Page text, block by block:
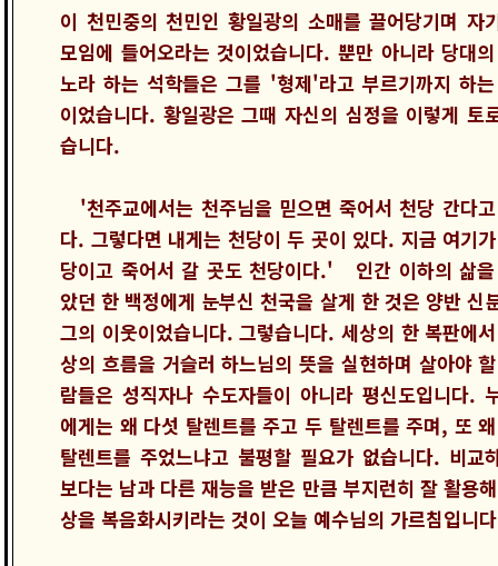
이 천민중의 천민인 황일광의 소매를 끌어당기며 자
모임에 들어오라는 것이었습니다. 뿐만 아니라 당대
노라 하는 석학들은 그를 '형제'라고 부르기까지 하
이었습니다. 황일광은 그때 자신의 심정을 이렇게 토
습니다.
'천주교에서는 천주님을 믿으면 죽어서 천당 간다
다. 그렇다면 내게는 천당이 두 곳이 있다. 지금 여기
당이고 죽어서 갈 곳도 천당이다.' 인간 이하의 삶
았던 한 백정에게 눈부신 천국을 살게 한 것은 양반 신
그의 이웃이었습니다. 그렇습니다. 세상의 한 복판에
상의 흐름을 거슬러 하느님의 뜻을 실현하며 살아야
람들은 성직자나 수도자들이 아니라 평신도입니다.
에게는 왜 다섯 탈렌트를 주고 두 탈렌트를 주며, 또
탈렌트를 주었느냐고 불평할 필요가 없습니다. 비교
보다는 남과 다른 재능을 받은 만큼 부지런히 잘 활용
상을 복음화시키라는 것이 오늘 예수님의 가르침입니